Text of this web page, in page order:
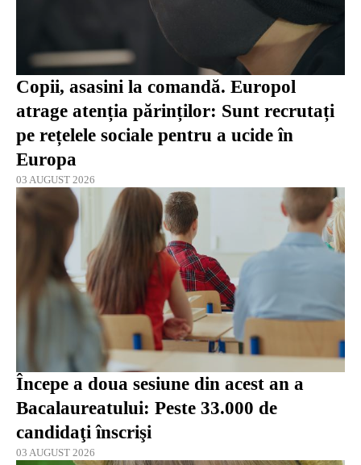
Copii, asasini la comandă. Europol
atrage atenția părinților: Sunt recrutați
pe rețelele sociale pentru a ucide în
Europa
03 AUGUST 2026
Începe a doua sesiune din acest an a
Bacalaureatului: Peste 33.000 de
candidaţi înscrişi
03 AUGUST 2026